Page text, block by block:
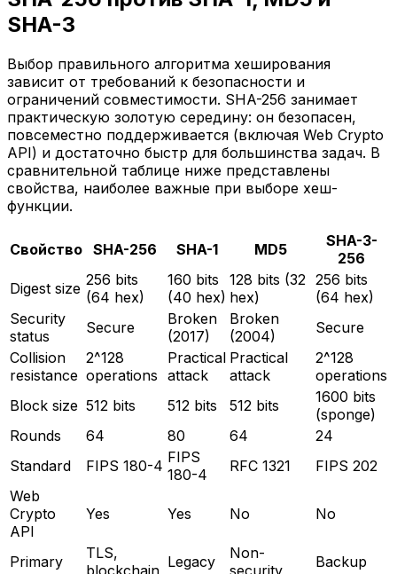
SHA-3
Выбор правильного алгоритма хеширования
зависит от требований к безопасности и
ограничений совместимости. SHA-256 занимает
практическую золотую середину: он безопасен,
повсеместно поддерживается (включая Web Crypto
API) и достаточно быстр для большинства задач. В
сравнительной таблице ниже представлены
свойства, наиболее важные при выборе хеш-
функции.
Свойство SHA-256 SHA-1 MD5
SHA-3-
256
Digest size 256 bits
(64 hex)
160 bits
(40 hex)
128 bits (32
hex)
256 bits
(64 hex)
Security
status
Secure
Broken
(2017)
Broken
(2004)
Secure
Collision
resistance
2^128
operations
Practical
attack
Practical
attack
2^128
operations
Block size 512 bits 512 bits 512 bits
1600 bits
(sponge)
Rounds
64 80 64
24
Standard
FIPS 180-4 FIPS
180-4
RFC 1321
FIPS 202
Web
Crypto
API
Yes Yes No No
Primary
TLS,
blockchain, Legacy
Non-
security
Backup